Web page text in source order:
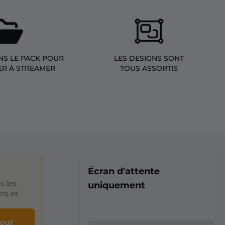
LE PACK POUR
À STREAMER
LES DESIGNS SONT
TOUS ASSORTIS
les
et
Écran d'attente
uniquement